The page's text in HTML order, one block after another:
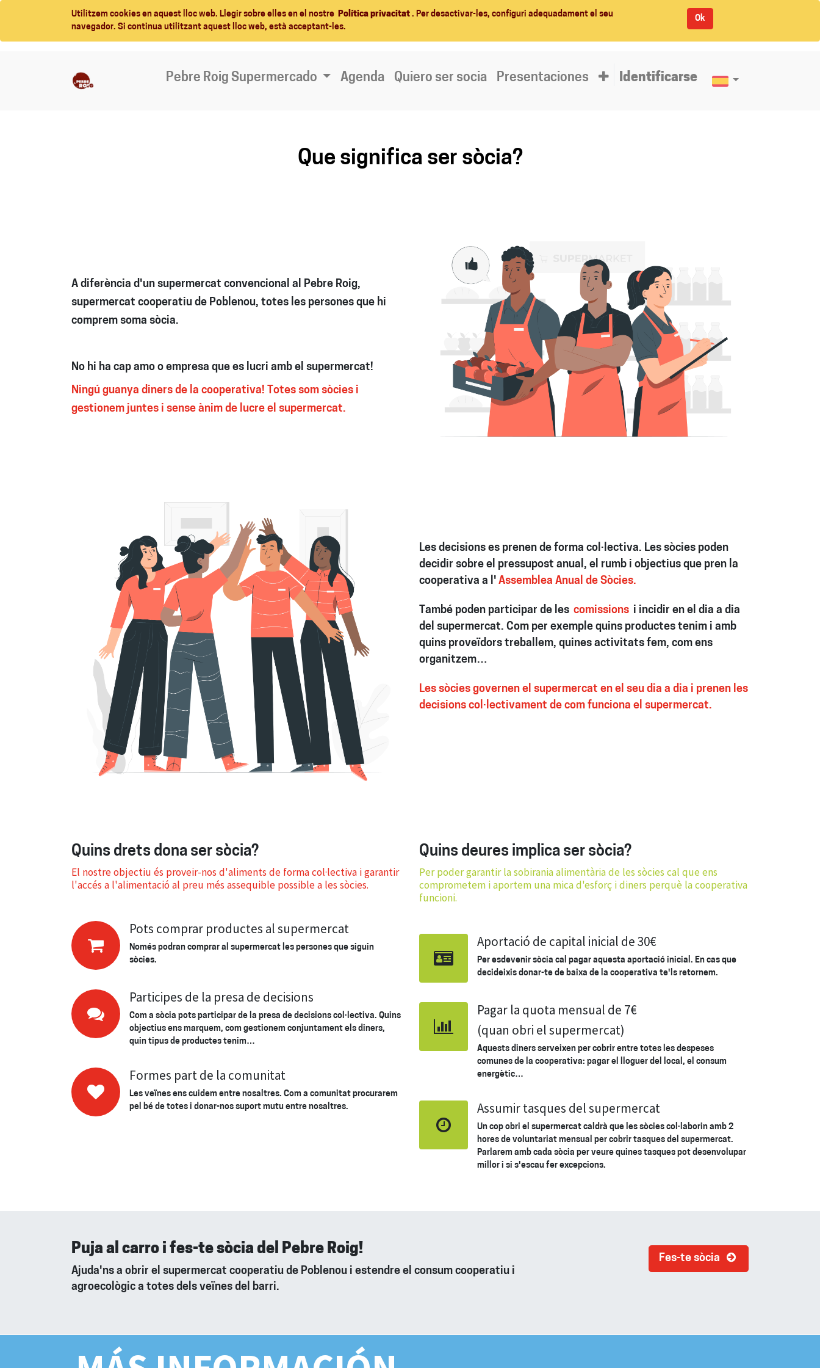
Utilitzem cookies en aquest lloc web. Llegir sobre elles en el nostre Política privacitat . Per desactivar-les, configuri adequadament el seu
navegador. Si continua utilitzant aquest lloc web, està acceptant-les.
Ok
Pebre Roig Supermercado Agenda Quiero ser socia Presentaciones Identificarse
Que significa ser sòcia?
A diferència d'un supermercat convencional al Pebre Roig,
supermercat cooperatiu de Poblenou, totes les persones que hi
comprem soma sòcia.
No hi ha cap amo o empresa que es lucri amb el supermercat!
Ningú guanya diners de la cooperativa! Totes som sòcies i
gestionem juntes i sense ànim de lucre el supermercat.
Les decisions es prenen de forma col·lectiva. Les sòcies poden
decidir sobre el pressupost anual, el rumb i objectius que pren la
cooperativa a l' Assemblea Anual de Sòcies.
També poden participar de les comissions i incidir en el dia a dia
del supermercat. Com per exemple quins productes tenim i amb
quins proveïdors treballem, quines activitats fem, com ens
organitzem…
Les sòcies governen el supermercat en el seu dia a dia i prenen les
decisions col·lectivament de com funciona el supermercat.
Quins drets dona ser sòcia?
El nostre objectiu és proveir-nos d'aliments de forma col·lectiva i garantir
l'accés a l'alimentació al preu més assequible possible a les sòcies.
Pots comprar productes al supermercat
Només podran comprar al supermercat les persones que siguin
sòcies.
Participes de la presa de decisions
Com a sòcia pots participar de la presa de decisions col·lectiva. Quins
objectius ens marquem, com gestionem conjuntament els diners,
quin tipus de productes tenim…
Formes part de la comunitat
Les veïnes ens cuidem entre nosaltres. Com a comunitat procurarem
pel bé de totes i donar-nos suport mutu entre nosaltres.
Quins deures implica ser sòcia?
Per poder garantir la sobirania alimentària de les sòcies cal que ens
comprometem i aportem una mica d'esforç i diners perquè la cooperativa
funcioni.
Aportació de capital inicial de 30€
Per esdevenir sòcia cal pagar aquesta aportació inicial. En cas que
decideixis donar-te de baixa de la cooperativa te'ls retornem.
Pagar la quota mensual de 7€
(quan obri el supermercat)
Aquests diners serveixen per cobrir entre totes les despeses
comunes de la cooperativa: pagar el lloguer del local, el consum
energètic…
Assumir tasques del supermercat
Un cop obri el supermercat caldrà que les sòcies col·laborin amb 2
hores de voluntariat mensual per cobrir tasques del supermercat.
Parlarem amb cada sòcia per veure quines tasques pot desenvolupar
millor i si s'escau fer excepcions.
Puja al carro i fes-te sòcia del Pebre Roig!
Ajuda'ns a obrir el supermercat cooperatiu de Poblenou i estendre el consum cooperatiu i
agroecològic a totes dels veïnes del barri.
Fes-te sòcia